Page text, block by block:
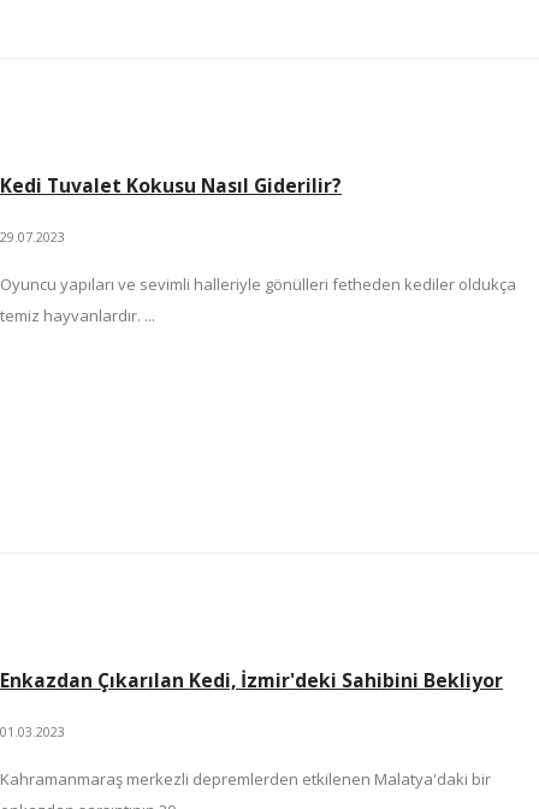
Kedi Tuvalet Kokusu Nasıl Giderilir?
29.07.2023
Oyuncu yapıları ve sevimli halleriyle gönülleri fetheden kediler oldukça
temiz hayvanlardır. ...
Enkazdan Çıkarılan Kedi, İzmir'deki Sahibini Bekliyor
01.03.2023
Kahramanmaraş merkezli depremlerden etkilenen Malatya'daki bir